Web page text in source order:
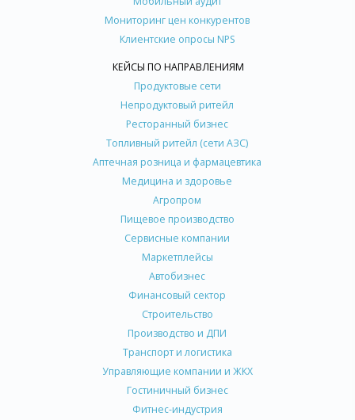
Мониторинг цен конкурентов
Клиентские опросы NPS
КЕЙСЫ ПО НАПРАВЛЕНИЯМ
Продуктовые сети
Непродуктовый ритейл
Ресторанный бизнес
Топливный ритейл (сети АЗС)
Аптечная розница и фармацевтика
Медицина и здоровье
Агропром
Пищевое производство
Сервисные компании
Маркетплейсы
Автобизнес
Финансовый сектор
Строительство
Производство и ДПИ
Транспорт и логистика
Управляющие компании и ЖКХ
Гостиничный бизнес
Фитнес-индустрия